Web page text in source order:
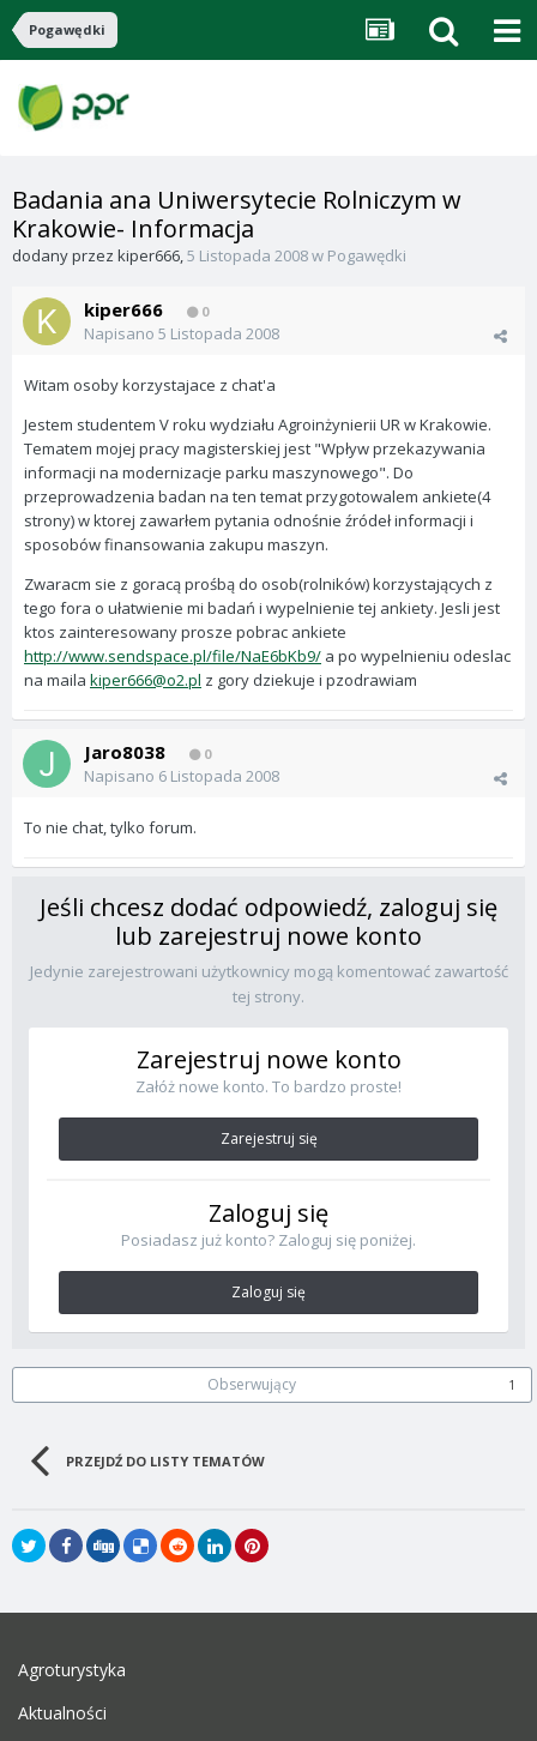
Pogawędki
Badania ana Uniwersytecie Rolniczym w
Krakowie- Informacja
dodany przez kiper666,5 Listopada 2008w Pogawędki
kiper666 0
Napisano 5 Listopada 2008
Witam osoby korzystajace z chat'a
Jestem studentem V roku wydziału Agroinżynierii UR w Krakowie.
Tematem mojej pracy magisterskiej jest "Wpływ przekazywania
informacji na modernizacje parku maszynowego". Do
przeprowadzenia badan na ten temat przygotowalem ankiete(4
strony) w ktorej zawarłem pytania odnośnie źródeł informacji i
sposobów finansowania zakupu maszyn.
Zwaracm sie z goracą prośbą do osob(rolników) korzystających z
tego fora o ułatwienie mi badań i wypelnienie tej ankiety. Jesli jest
ktos zainteresowany prosze pobrac ankiete
http://www.sendspace.pl/file/NaE6bKb9/ a po wypelnieniu odeslac
na maila kiper666@o2.pl z gory dziekuje i pzodrawiam
Jaro8038 0
Napisano 6 Listopada 2008
To nie chat, tylko forum.
Jeśli chcesz dodać odpowiedź, zaloguj się
lub zarejestruj nowe konto
Jedynie zarejestrowani użytkownicy mogą komentować zawartość
tej strony.
Zarejestruj nowe konto
Załóż nowe konto. To bardzo proste!
Zarejestruj się
Zaloguj się
Posiadasz już konto? Zaloguj się poniżej.
Zaloguj się
Obserwujący 1
PRZEJDŹ DO LISTY TEMATÓW
Agroturystyka
Aktualności